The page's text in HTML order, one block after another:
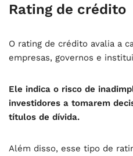
Rating de crédito
O rating de crédito avalia a
empresas, governos e
Ele indica o risco de
investidores a tomarem
títulos de dívida.
Além disso, esse tipo de